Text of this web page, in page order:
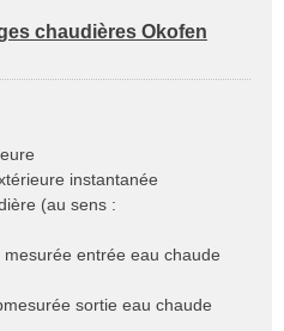
chaudières Okofen
instantanée
(au sens :
entrée eau chaude
sortie eau chaude